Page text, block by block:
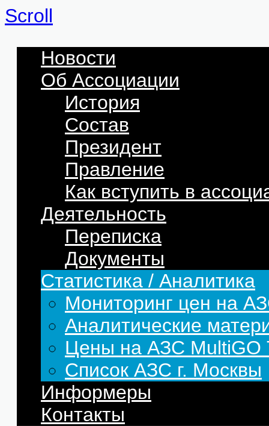
Scroll
Новости
Об Ассоциации
История
Состав
Президент
Правление
Как вступить в
Деятельность
Переписка
Документы
Статистика / Аналитика
Мониторинг цен на
Аналитические
Цены на АЗС
Список АЗС г. Москвы
Информеры
Контакты